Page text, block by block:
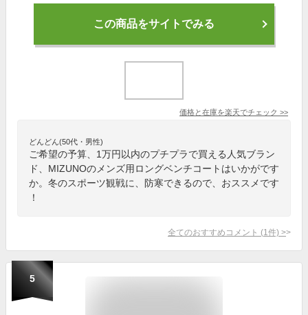
この商品をサイトでみる
価格と在庫を楽天でチェック >>
どんどん(50代・男性)
ご希望の予算、1万円以内のプチプラで買える人気ブラン
ド、MIZUNOのメンズ用ロングベンチコートはいかがです
か。冬のスポーツ観戦に、防寒できるので、おススメです
！
全てのおすすめコメント (1 件) >
5